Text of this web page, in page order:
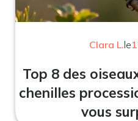
Clara L.le
Top 8 des
chenilles
vous